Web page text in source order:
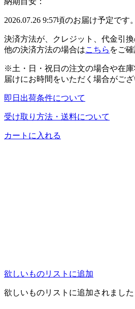
2026.07.26 9:57頃のお届け予定です。
決済方法が、クレジット、代金引
他の決済方法の場合はこちら をご
※土・日・祝日の注文の場合や在
届けにお時間をいただく場合がござ
即日出荷条件について
受け取り方法・送料について
カートに入れる
欲しいものリストに追加
欲しいものリストに追加されました